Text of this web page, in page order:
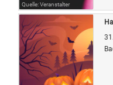
Quelle: Veranstalter